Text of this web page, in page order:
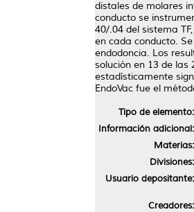
distales de molares
conducto se
40/.04 del sistema
en cada conducto.
endodoncia. Los
solución en 13 de las
estadísticamente
EndoVac fue el
Tipo de elemento:
Información adicional:
Materias:
Divisiones:
Usuario depositante:
Creadores: